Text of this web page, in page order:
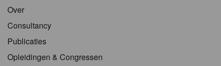
Over
Consultancy
Publicaties
Opleidingen & Congressen